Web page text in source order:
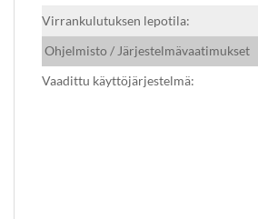
Virrankulutuksen lepotila:
Ohjelmisto / Järjestelmävaatimukset
Vaadittu käyttöjärjestelmä: